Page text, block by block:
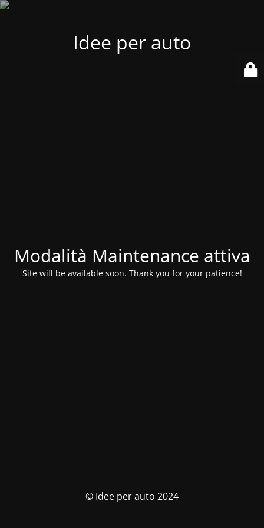
Idee per auto
Modalità Maintenance attiva
Site will be available soon. Thank you for your patience!
© Idee per auto 2024